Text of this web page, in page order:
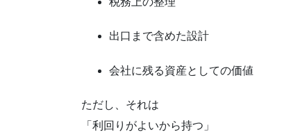
出口まで含めた設計
会社に残る資産としての価値
ただし、それは
「利回りがよいから持つ」